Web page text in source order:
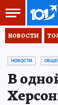
НОВОСТИ
НОВОСТИ
В